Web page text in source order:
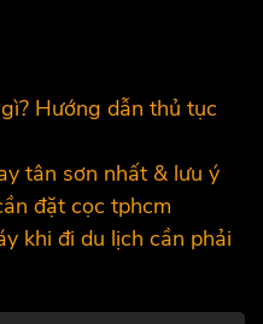
Hướng dẫn thủ tục
tân sơn nhất & lưu ý
đặt cọc tphcm
khi đi du lịch cần phải